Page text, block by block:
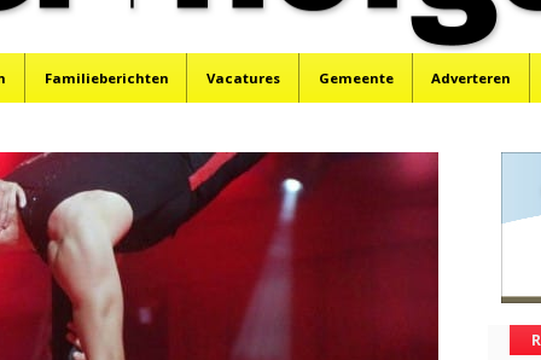
Familieberichten Vacatures Gemeente Adverteren